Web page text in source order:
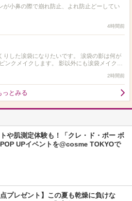
が小鼻の際で崩れ防止、よれ防止どーしてい
4時間前
りした涙袋になりたいです。 涙袋の影は何が
ンクメイクします。 影以外にも涙袋メイクの
さい! プチプラが…
2時間前
っとみる
や肌測定体験も！「クレ・ド・ポー ボ
UPイベントを@cosme TOKYOで
点プレゼント】この夏も乾燥に負けな